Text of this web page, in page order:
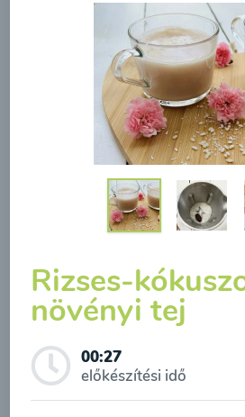
Borsóleves
00:20
Brokkolileves
Rizses-
növényi tej
00:27
előkészítési idő
Feliratkozás a
A hírlevélre való feliratkozásom